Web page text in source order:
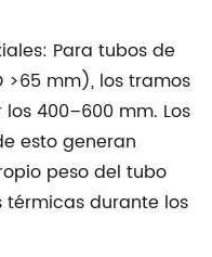
Para tubos de
>65 mm), los tramos
400–600 mm. Los
esto generan
peso del tubo
térmicas durante los